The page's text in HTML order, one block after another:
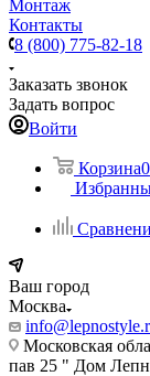
Монтаж
Контакты
8 (800) 775-82-18
Заказать звонок
Задать вопрос
Войти
Корзина0
Ваш город
Москва
Московская
пав 25 " Дом